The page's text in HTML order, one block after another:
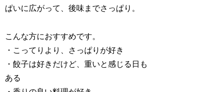
ぱいに広がって、後味までさっぱり。
こんな方におすすめです。
・こってりより、さっぱりが好き
・餃子は好きだけど、重いと感じる日も
ある